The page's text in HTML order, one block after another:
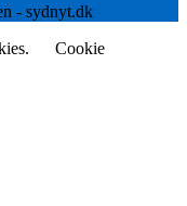
- sydnyt.dk
Cookie